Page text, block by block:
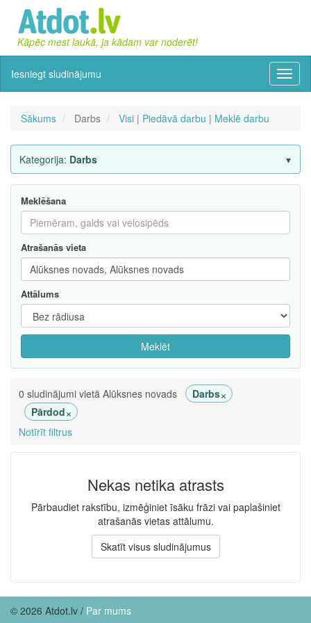
Kāpēc mest laukā, ja kādam var noderēt!
Iesniegt sludinājumu
Sākums Darbs Visi | Piedāvā darbu | Meklē darbu
Kategorija: Darbs
Meklēšana
Atrašanās vieta
Attālums
Meklēt
0 sludinājumi vietā Alūksnes novads Darbs×
Pārdod×
Notīrīt filtrus
Nekas netika atrasts
Pārbaudiet rakstību, izmēģiniet īsāku frāzi vai paplašiniet
atrašanās vietas attālumu.
Skatīt visus sludinājumus
© 2026 Atdot.lv / Par mums